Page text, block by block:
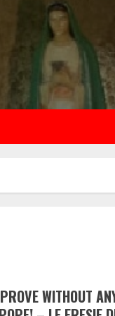
WITHOUT